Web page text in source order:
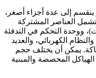
إلى عدة أجزاء أصغر،
العناصر المشتركة
ووحدة التحكم في التدفئة
الكهربائي، والعديد
يمكن أن يختلف حجم
المخصصة والمبنية